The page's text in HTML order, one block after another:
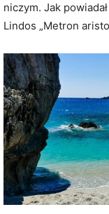
niczym. Jak
Lindos „Metron